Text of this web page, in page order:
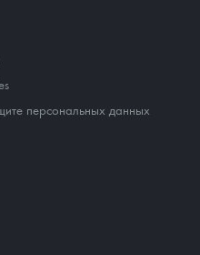
персональных данных